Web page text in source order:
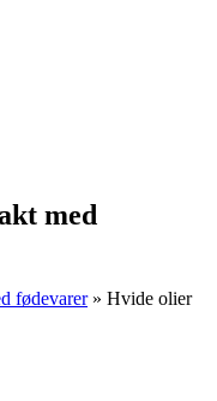
med
fødevarer» Hvide olier